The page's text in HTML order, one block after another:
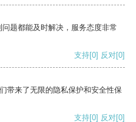
题都能及时解决，服务态度非常
支持[0] 反对[0]
带来了无限的隐私保护和安全性保
支持[0] 反对[0]